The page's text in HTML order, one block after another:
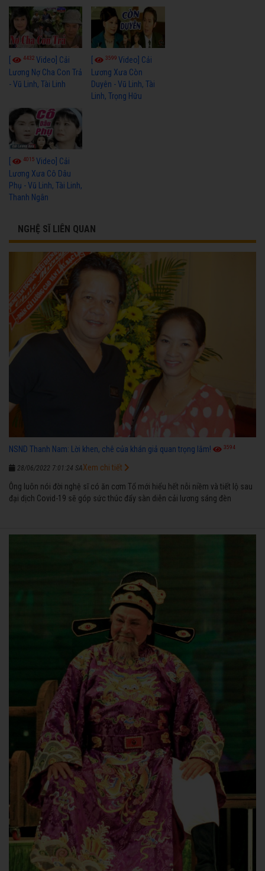
4432 Video] Cải
Lương Nợ Cha Con Trả
- Vũ Linh, Tài Linh
3599Video] Cải
Lương Xưa Còn
Duyên - Vũ Linh, Tài
Linh, Trọng Hữu
[ 4015 Video] Cải
Lương Xưa Cô Dâu
Phụ - Vũ Linh, Tài Linh,
Thanh Ngân
NGHỆ SĨ LIÊN QUAN
NSND Thanh Nam: Lời khen, chê của khán giả quan trọng lắm! 3594
28/06/2022 7:01:24 SA
Ông luôn nói đời nghệ sĩ có ăn cơm Tổ mới hiểu hết nỗi niềm và tiết lộ sau
đại dịch Covid-19 sẽ góp sức thúc đẩy sàn diễn cải lương sáng đèn
Xem chi tiết